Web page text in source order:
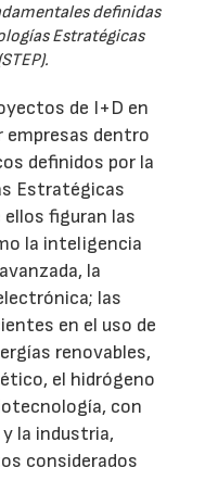
definidas
Estratégicas
de I+D en
empresas dentro
definidos por la
Estratégicas
ellos figuran las
la inteligencia
la
las
en el uso de
renovables,
el hidrógeno
con
la industria,
considerados